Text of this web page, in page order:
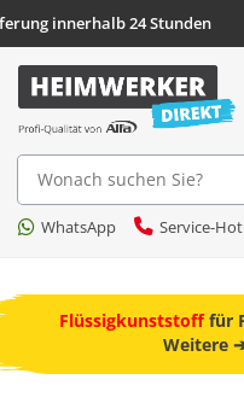
innerhalb 24 Stunden
Suche
WhatsApp Service-
Flüssigkunststofffür
Weitere